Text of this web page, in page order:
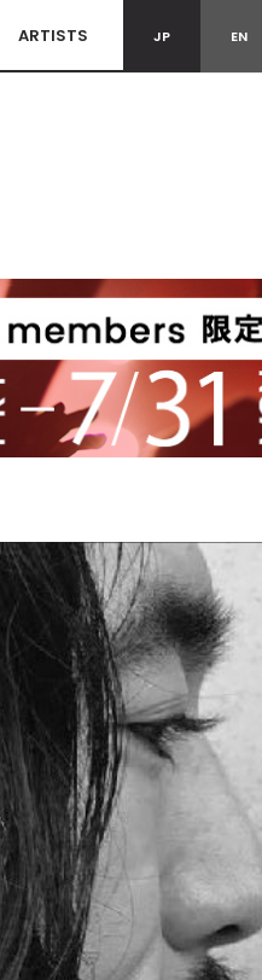
ARTISTS JP EN